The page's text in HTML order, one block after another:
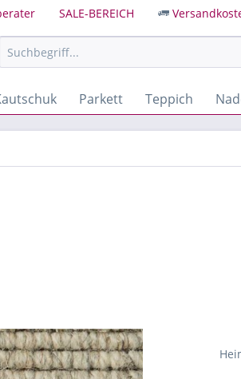
SALE-BEREICH
Parkett Teppich